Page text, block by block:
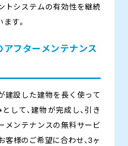
トシステムの有効性を継続
す。
フターメンテナンス
建設した建物を長く使って
して、建物が完成し、引き
メンテナンスの無料サービ
客様のご希望に合わせ、3ヶ